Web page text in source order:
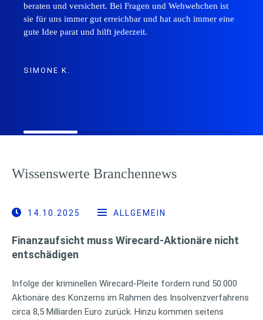
beraten und versichert. Bei Fragen und Wehwehchen ist
sie für uns immer gut erreichbar und hat auch immer eine
gute Idee parat und hilft jederzeit.
SIMONE K.
Wissenswerte Branchennews
14.10.2025 ALLGEMEIN
Finanzaufsicht muss Wirecard-Aktionäre nicht
entschädigen
Infolge der kriminellen Wirecard-Pleite fordern rund 50.000
Aktionäre des Konzerns im Rahmen des Insolvenzverfahrens
circa 8,5 Milliarden Euro zurück. Hinzu kommen seitens